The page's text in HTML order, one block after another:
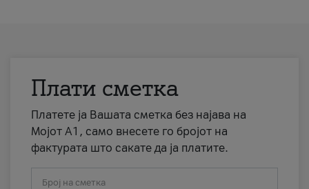
Плати сметка
Платете ја Вашата сметка без најава на
Мојот А1, само внесете го бројот на
фактурата што сакате да ја платите.
Број на сметка